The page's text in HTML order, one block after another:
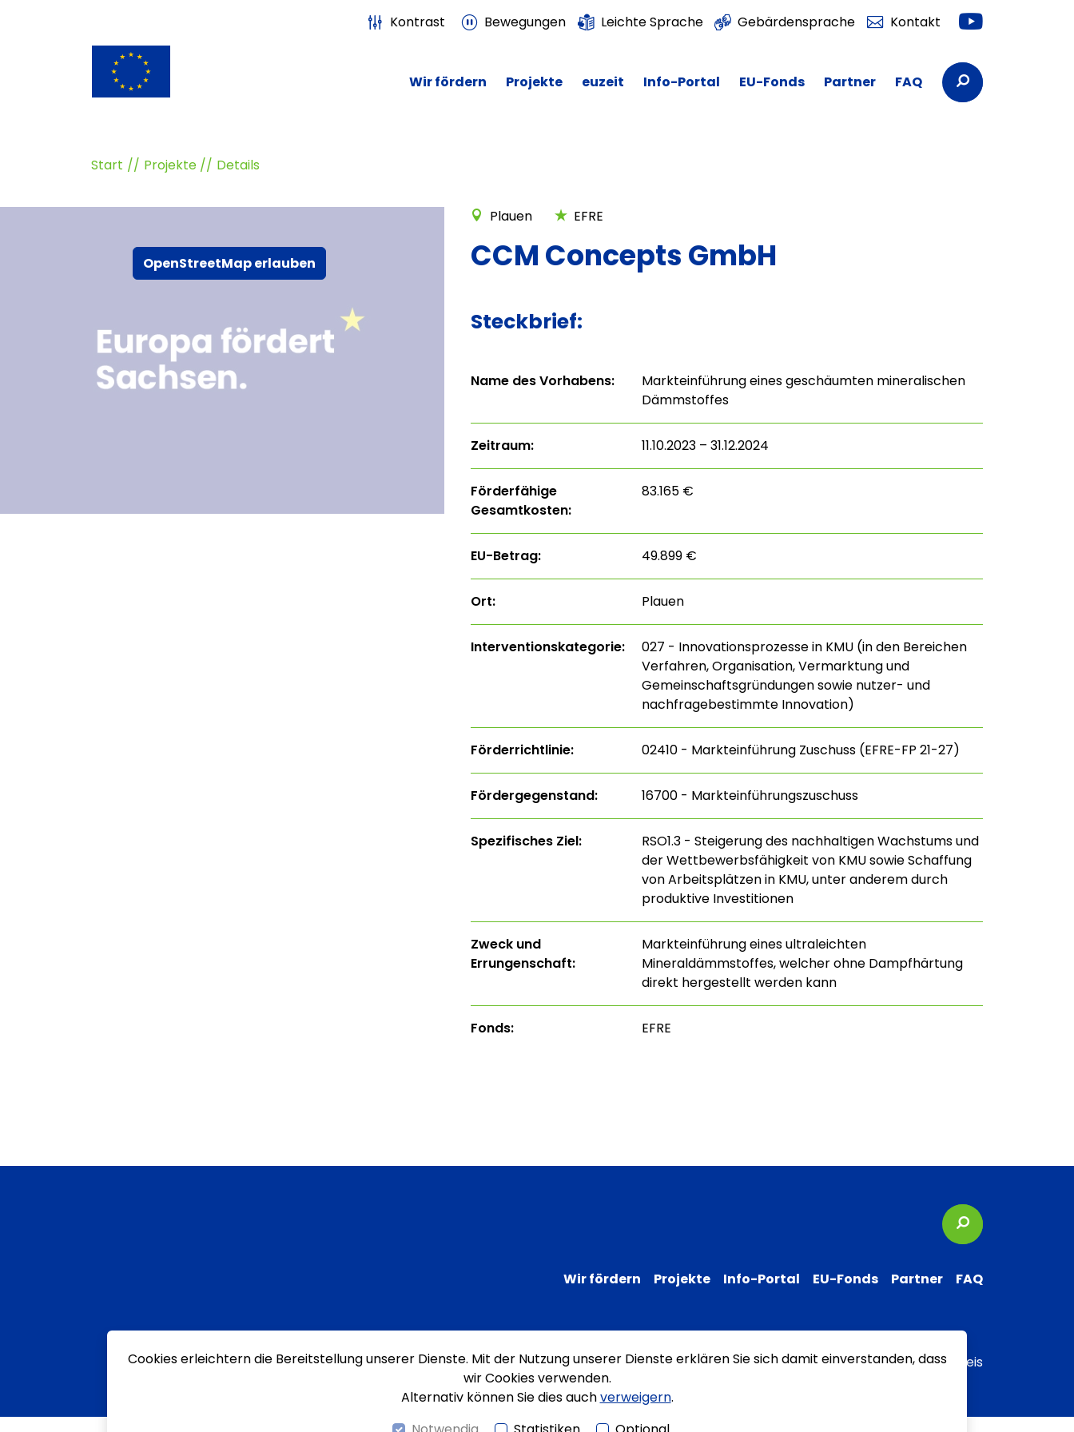
Kontrast Bewegungen Leichte Sprache Gebärdensprache Kontakt Youtube
Wir fördern Projekte euzeit Info-Portal EU-Fonds Partner FAQ Suchbegriffe
Start Projekte Details
OpenStreetMap erlauben
Plauen EFRE
CCM Concepts GmbH
Steckbrief:
Name des Vorhabens:
Markteinführung eines geschäumten mineralischen
Dämmstoffes
Zeitraum: 11.10.2023 – 31.12.2024
Förderfähige
Gesamtkosten:
83.165 €
EU-Betrag: 49.899 €
Ort: Plauen
Interventions­kategorie:
027 - Innovationsprozesse in KMU (in den Bereichen
Verfahren, Organisation, Vermarktung und
Gemeinschaftsgründungen sowie nutzer- und
nachfragebestimmte Innovation)
Förderrichtlinie: 02410 - Markteinführung Zuschuss (EFRE-FP 21-27)
Fördergegenstand: 16700 - Markteinführungszuschuss
Spezifisches Ziel:
RSO1.3 - Steigerung des nachhaltigen Wachstums und
der Wettbewerbsfähigkeit von KMU sowie Schaffung
von Arbeitsplätzen in KMU, unter anderem durch
produktive Investitionen
Zweck und
Errungenschaft:
Markteinführung eines ultraleichten
Mineraldämmstoffes, welcher ohne Dampfhärtung
direkt hergestellt werden kann
Fonds: EFRE
Suchbegriffe
Wir fördern Projekte Info-Portal EU-Fonds Partner FAQ
Impressum Datenschutz Erklärung zur Barrierefreiheit Transparenzhinweis
Cookies erleichtern die Bereitstellung unserer Dienste. Mit der Nutzung unserer Dienste erklären Sie sich damit einverstanden, dass
wir Cookies verwenden.
Alternativ können Sie dies auchverweigern.